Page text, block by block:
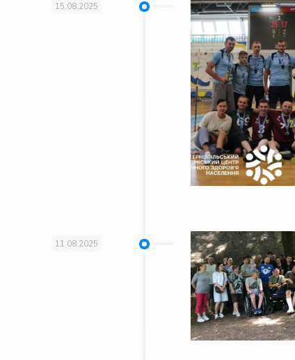
15.08.2025
11.08.2025